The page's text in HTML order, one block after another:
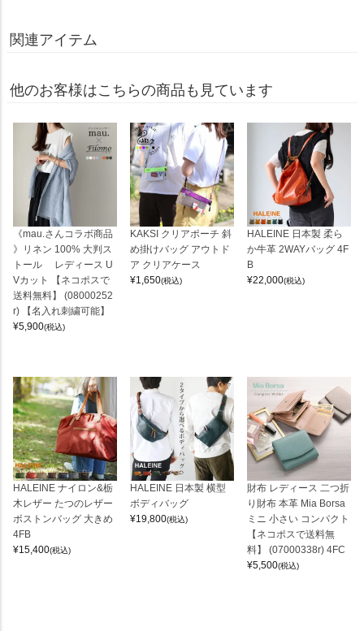
関連アイテム
他のお客様はこちらの商品も見ています
《mau.さんコラボ商品
》リネン 100% 大判ス
トール レディース U
Vカット 【ネコポスで
送料無料】 (08000252
r) 【名入れ刺繍可能】
¥5,900(税込)
KAKSI クリアポーチ 斜
め掛けバッグ アウトド
ア クリアケース
¥1,650(税込)
HALEINE 日本製 柔ら
か牛革 2WAYバッグ 4F
B
¥22,000(税込)
HALEINE ナイロン&栃
木レザー たつのレザー
ボストンバッグ 大きめ
4FB
¥15,400(税込)
HALEINE 日本製 横型
ボディバッグ
¥19,800(税込)
財布 レディース 二つ折
り財布 本革 Mia Borsa
ミニ 小さい コンパクト
【ネコポスで送料無
料】 (07000338r) 4FC
¥5,500(税込)